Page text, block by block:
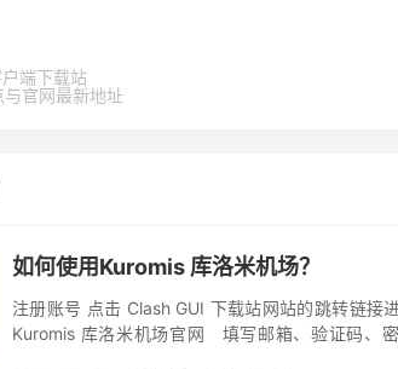
端下载站
官网最新地址
如何使用Kuromis 库洛米机场？
注册账号 点击 Clash GUI 下载站网站的跳转链接
Kuromis 库洛米机场官网 填写邮箱、验证码、